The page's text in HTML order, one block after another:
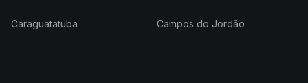
Caraguatatuba Campos do Jordão